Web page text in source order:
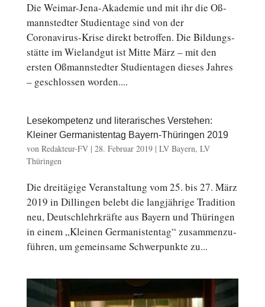
Die Weimar-Jena-Akademie und mit ihr die Oß­
mann­sted­ter Stu­di­en­ta­ge sind von der
Coronavirus-Krise direkt be­trof­fen. Die Bil­dungs­
stät­te im Wie­land­gut ist Mitte März – mit den
ersten Oß­mann­sted­ter Stu­di­en­ta­gen dieses Jahres
– ge­schlos­sen worden....
Lesekompetenz und literarisches Verstehen:
Kleiner Germanistentag Bayern-Thüringen 2019
von Redakteur-FV| 28. Februar 2019| LV Bayern, LV
Thüringen
Die drei­tä­gi­ge Ver­an­stal­tung vom 25. bis 27. März
2019 in Dil­lin­gen belebt die lang­jäh­ri­ge Tra­di­ti­on
neu, Deutsch­lehr­kräf­te aus Bayern und Thü­rin­gen
in einem „Kleinen Ger­ma­nis­ten­tag“ zu­sam­men­zu­
füh­ren, um ge­mein­sa­me Schwer­punk­te zu...